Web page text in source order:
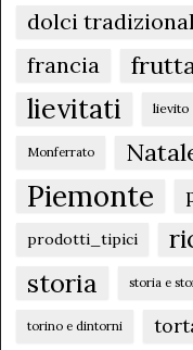
dolci
francia frutta
lievitati lievito
Monferrato
Piemonte
prodotti_tipici
storia storia e
torino e dintorni